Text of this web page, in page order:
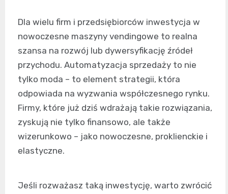
Dla wielu firm i przedsiębiorców inwestycja w
nowoczesne maszyny vendingowe to realna
szansa na rozwój lub dywersyfikację źródeł
przychodu. Automatyzacja sprzedaży to nie
tylko moda – to element strategii, która
odpowiada na wyzwania współczesnego rynku.
Firmy, które już dziś wdrażają takie rozwiązania,
zyskują nie tylko finansowo, ale także
wizerunkowo – jako nowoczesne, proklienckie i
elastyczne.
Jeśli rozważasz taką inwestycję, warto zwrócić